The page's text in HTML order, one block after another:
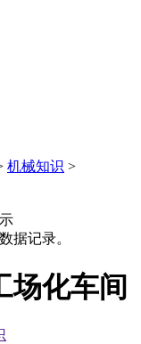
机械知识 >
据记录。
场化车间